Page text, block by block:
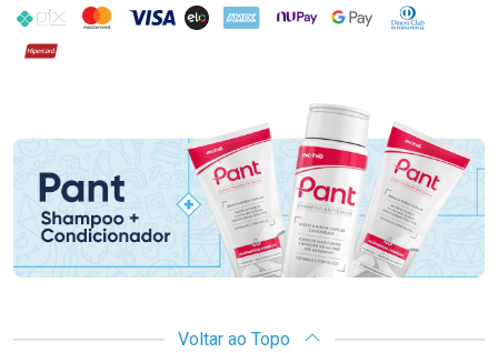
PIX MasterCard
VISA ELO AMEX NuPay Google PayDiners Club
Hipercard
Voltar ao Topo